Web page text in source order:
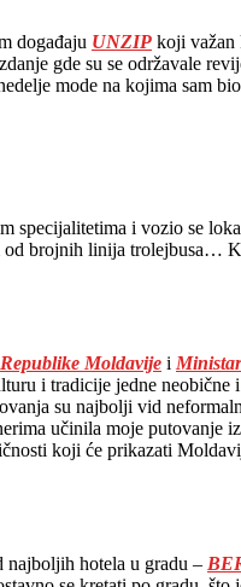
događaju UNZIP koji važan
gde su se održavale
mode na kojima sam
i vozio se
brojnih linija trolejbusa…
Moldavije i
i tradicije jedne
su najbolji vid
učinila moje
koji će prikazati
najboljih hotela u gradu –